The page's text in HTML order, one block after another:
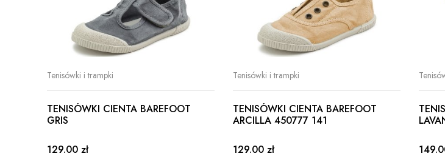
Tenisówki i trampki
TENISÓWKI CIENTA BAREFOOT
GRIS
129.00 zł
Tenisówki i trampki
TENISÓWKI CIENTA BAREFOOT
ARCILLA 450777 141
129.00 zł